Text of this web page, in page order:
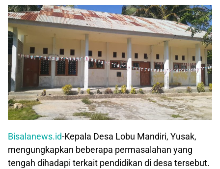
Bisalanews.id-Kepala Desa Lobu Mandiri, Yusak,
mengungkapkan beberapa permasalahan yang
tengah dihadapi terkait pendidikan di desa tersebut.